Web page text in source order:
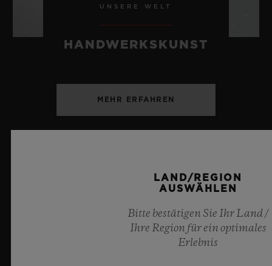
SPIRIT OF BIG BANG
BLACK MAGIC 42 MM
UNSERE WELT
HANDWERKSKUNST
MEHR ERFAHREN
LAND/REGION
AUSWÄHLEN
Bitte bestätigen Sie Ihr Land /
Ihre Region für ein optimales
Erlebnis